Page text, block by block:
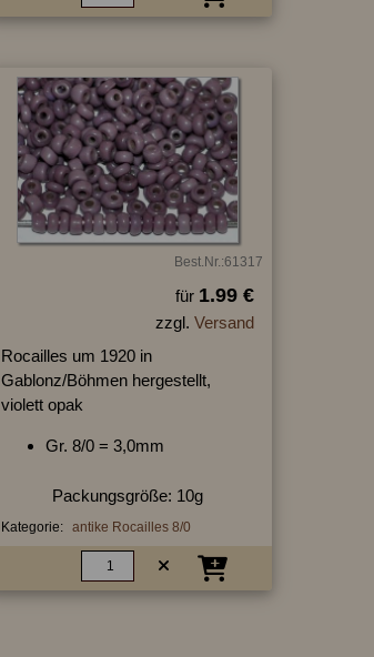
Best.Nr.:61317
für 1.99 €
zzgl. Versand
Rocailles um 1920 in
Gablonz/Böhmen hergestellt,
violett opak
Gr. 8/0 = 3,0mm
Packungsgröße: 10g
Kategorie: antike Rocailles 8/0